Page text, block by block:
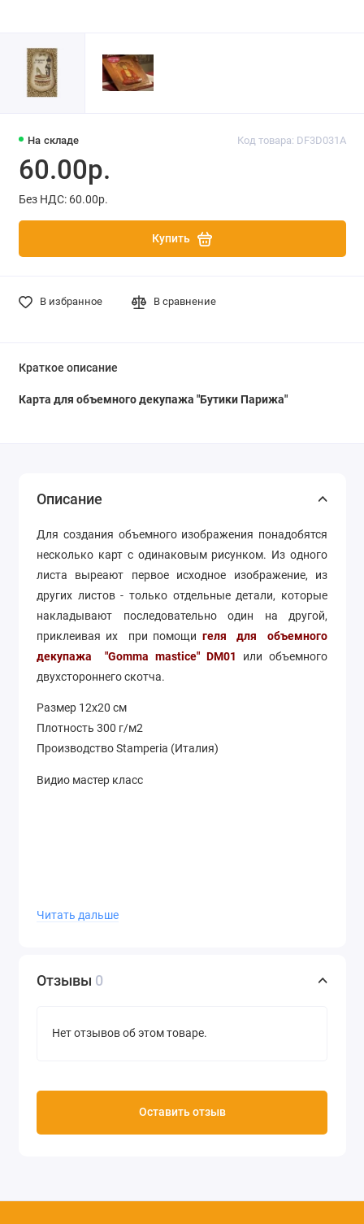
На складе Код товара: DF3D031A
60.00р.
Без НДС: 60.00р.
Купить
В избранное В сравнение
Краткое описание
Карта для объемного декупажа "Бутики Парижа"
Описание
Для создания объемного изображения понадобятся
несколько карт с одинаковым рисунком. Из одного
листа выреают первое исходное изображение, из
других листов - только отдельные детали, которые
накладывают последовательно один на другой,
приклеивая их при помощи геля для объемного
декупажа "Gomma mastice" DM01
или объемного
двухстороннего скотча.
Размер 12х20 см
Плотность 300 г/м2
Производство Stamperia (Италия)
Видио мастер класс
Читать дальше
Отзывы 0
Нет отзывов об этом товаре.
Оставить отзыв